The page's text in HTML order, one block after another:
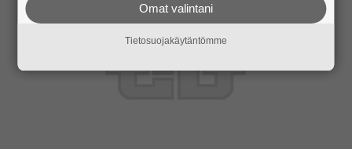
Omat valintani
Tietosuojakäytäntömme